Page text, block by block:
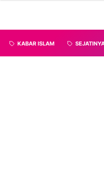
KABAR ISLAM